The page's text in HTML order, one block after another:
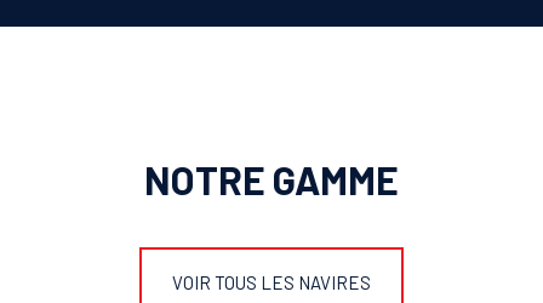
NOTRE GAMME
VOIR TOUS LES NAVIRES